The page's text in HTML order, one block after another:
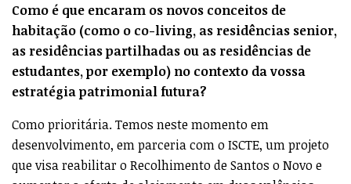
Como é que encaram os novos conceitos de
habitação (como o co-living, as residências senior,
as residências partilhadas ou as residências de
estudantes, por exemplo) no contexto da vossa
estratégia patrimonial futura?
Como prioritária. Temos neste momento em
desenvolvimento, em parceria com o ISCTE, um projeto
que visa reabilitar o Recolhimento de Santos o Novo e